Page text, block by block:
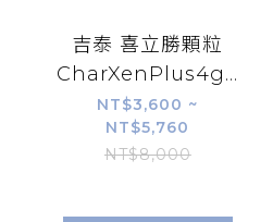
吉泰 喜立勝顆粒
CharXenPlus4gX30
包/盒｜台灣竹天然
多孔結構【公司
貨】
NT$3,600 ~
NT$5,760
NT$8,000